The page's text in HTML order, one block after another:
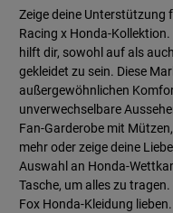
Zeige deine Unterstützung
Racing x Honda-
hilft dir, sowohl auf als
gekleidet zu sein. Diese
außergewöhnlichen
unverwechselbare
Fan-Garderobe mit
mehr oder zeige deine
Auswahl an Honda-
Tasche, um alles zu
Fox Honda-Kleidung lieben.